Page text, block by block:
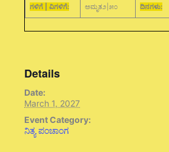
ಗಳಿಗೆ | ವಿಗಳಿಗೆ:
ಅಮೃತ೨|೫೦
ದಿನಗಳು:
Details
Date:
March 1, 2027
Event Category:
ನಿತ್ಯ ಪಂಚಾಂಗ